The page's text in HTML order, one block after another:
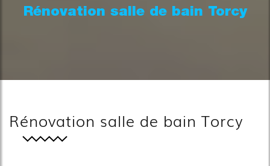
Rénovation salle de bain Torcy
Rénovation salle de bain Torcy